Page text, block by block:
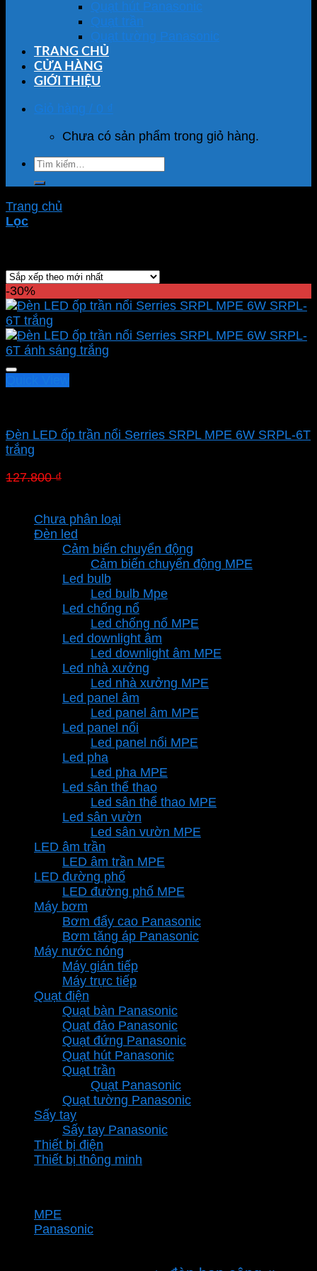
Quạt hút Panasonic
Quạt trần
Quạt tường Panasonic
TRANG CHỦ
CỬA HÀNG
GIỚI THIỆU
Giỏ hàng / 0 ₫
Chưa có sản phẩm trong giỏ hàng.
Tìm
kiếm:
Trang chủ
Lọc
-30%
Đèn LED ốp trần nổi Serries SRPL MPE 6W SRPL-6T
trắng
127.800₫
127.800 ₫.
là:
Chưa phân loại
Đèn led
Cảm biến chuyển động
Cảm biến chuyển động MPE
Led bulb
Led bulb Mpe
Led chống nổ
Led chống nổ MPE
Led downlight âm
Led downlight âm MPE
Led nhà xưởng
Led nhà xưởng MPE
Led panel âm
Led panel âm MPE
Led panel nổi
Led panel nổi MPE
Led pha
Led pha MPE
Led sân thể thao
Led sân thể thao MPE
Led sân vườn
Led sân vườn MPE
LED âm trần
LED âm trần MPE
LED đường phố
LED đường phố MPE
Máy bơm
Bơm đẩy cao Panasonic
Bơm tăng áp Panasonic
Máy nước nóng
Máy gián tiếp
Máy trực tiếp
Quạt điện
Quạt bàn Panasonic
Quạt đảo Panasonic
Quạt đứng Panasonic
Quạt hút Panasonic
Quạt trần
Quạt Panasonic
Quạt tường Panasonic
Sấy tay
Sấy tay Panasonic
Thiết bị điện
Thiết bị thông minh
MPE
Panasonic